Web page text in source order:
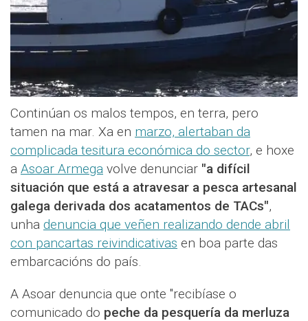
Continúan os malos tempos, en terra, pero
tamen na mar. Xa en marzo, alertaban da
complicada tesitura económica do sector, e hoxe
a Asoar Armega volve denunciar "a difícil
situación que está a atravesar a pesca artesanal
galega derivada dos acatamentos de TACs",
unha denuncia que veñen realizando dende abril
con pancartas reivindicativas en boa parte das
embarcacións do país.
A Asoar denuncia que onte "recibíase o
comunicado do peche da pesquería da merluza